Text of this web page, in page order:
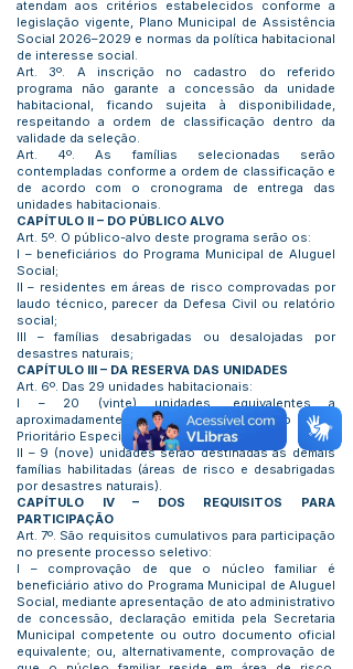
atendam aos critérios estabelecidos conforme a
legislação vigente, Plano Municipal de Assistência
Social 2026–2029 e normas da política habitacional
de interesse social.
Art. 3º. A inscrição no cadastro do referido
programa não garante a concessão da unidade
habitacional, ficando sujeita à disponibilidade,
respeitando a ordem de classificação dentro da
validade da seleção.
Art. 4º. As famílias selecionadas serão
contempladas conforme a ordem de classificação e
de acordo com o cronograma de entrega das
unidades habitacionais.
CAPÍTULO II – DO PÚBLICO ALVO
Art. 5º. O público-alvo deste programa serão os:
I – beneficiários do Programa Municipal de Aluguel
Social;
II – residentes em áreas de risco comprovadas por
laudo técnico, parecer da Defesa Civil ou relatório
social;
III – famílias desabrigadas ou desalojadas por
desastres naturais;
CAPÍTULO III – DA RESERVA DAS UNIDADES
Art. 6º. Das 29 unidades habitacionais:
I – 20 (vinte) unidades, equivalentes a
aproximadamente 70%, serão reservadas ao Grupo
Prioritário Especial (aluguel social);
II – 9 (nove) unidades serão destinadas às demais
famílias habilitadas (áreas de risco e desabrigadas
por desastres naturais).
CAPÍTULO IV – DOS REQUISITOS PARA
PARTICIPAÇÃO
Art. 7º. São requisitos cumulativos para participação
no presente processo seletivo:
I – comprovação de que o núcleo familiar é
beneficiário ativo do Programa Municipal de Aluguel
Social, mediante apresentação de ato administrativo
de concessão, declaração emitida pela Secretaria
Municipal competente ou outro documento oficial
equivalente; ou, alternativamente, comprovação de